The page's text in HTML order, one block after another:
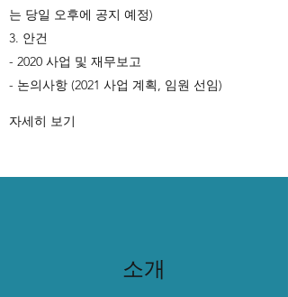
는 당일 오후에 공지 예정)
3. 안건
- 2020 사업 및 재무보고
- 논의사항 (2021 사업 계획, 임원 선임)
자세히 보기
소개